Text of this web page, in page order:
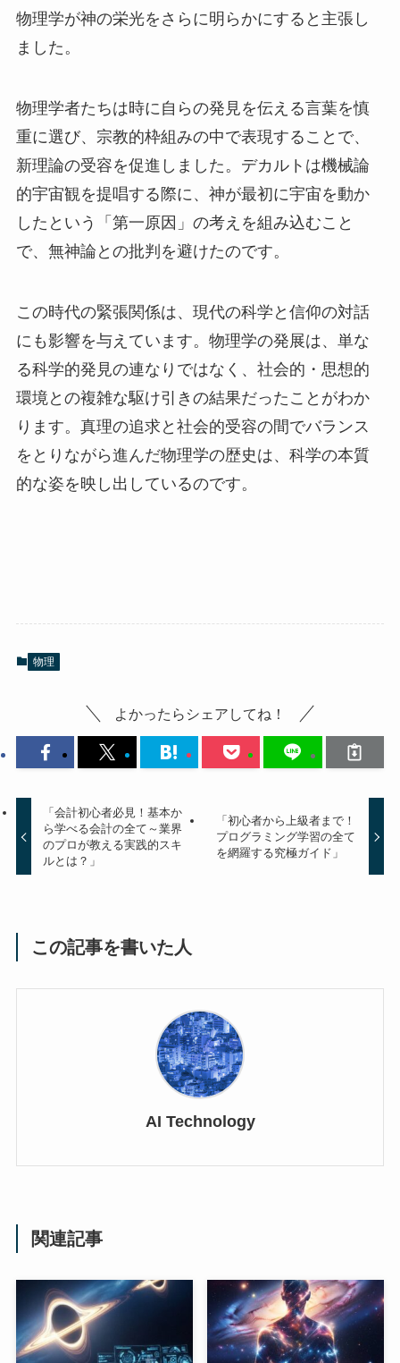
物理学が神の栄光をさらに明らかにすると主張し
ました。
物理学者たちは時に自らの発見を伝える言葉を慎
重に選び、宗教的枠組みの中で表現することで、
新理論の受容を促進しました。デカルトは機械論
的宇宙観を提唱する際に、神が最初に宇宙を動か
したという「第一原因」の考えを組み込むこと
で、無神論との批判を避けたのです。
この時代の緊張関係は、現代の科学と信仰の対話
にも影響を与えています。物理学の発展は、単な
る科学的発見の連なりではなく、社会的・思想的
環境との複雑な駆け引きの結果だったことがわか
ります。真理の追求と社会的受容の間でバランス
をとりながら進んだ物理学の歴史は、科学の本質
的な姿を映し出しているのです。
物理
よかったらシェアしてね！
「会計初心者必見！基本か
ら学べる会計の全て～業界
のプロが教える実践的スキ
ルとは？」
「初心者から上級者まで！
プログラミング学習の全て
を網羅する究極ガイド」
この記事を書いた人
AI Technology
関連記事